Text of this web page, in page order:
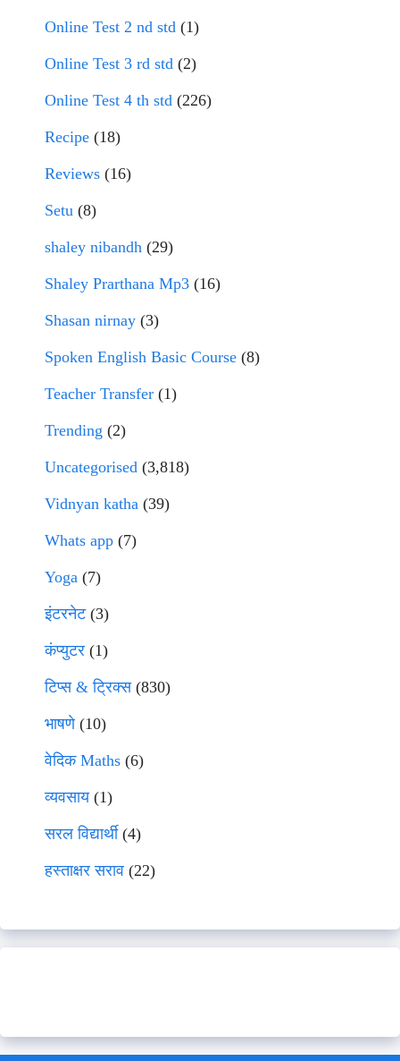
Online Test 2 nd std (1)
Online Test 3 rd std (2)
Online Test 4 th std (226)
Recipe (18)
Reviews (16)
Setu (8)
shaley nibandh (29)
Shaley Prarthana Mp3 (16)
Shasan nirnay (3)
Spoken English Basic Course (8)
Teacher Transfer (1)
Trending (2)
Uncategorised (3,818)
Vidnyan katha (39)
Whats app (7)
Yoga (7)
इंटरनेट(3)
कंप्युटर (1)
टिप्स & ट्रिक्स(830)
भाषणे(10)
वेदिक Maths (6)
व्यवसाय(1)
सरल विद्यार्थी(4)
हस्ताक्षर सराव (22)